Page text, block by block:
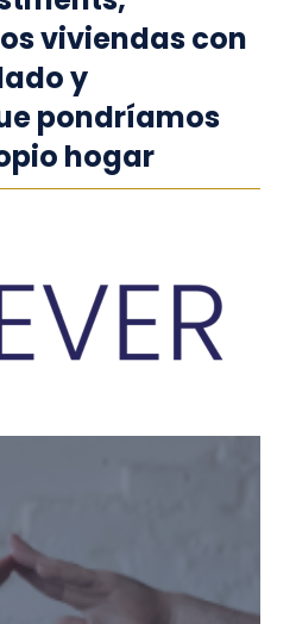
viviendas con
y
pondríamos
hogar